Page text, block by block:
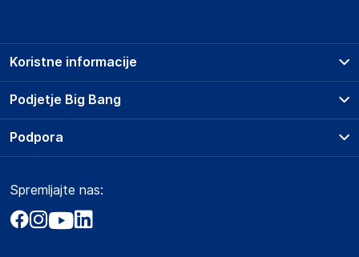
Podjetje Big Bang
O podjetju
Obvestila za javnost
Akt o digitalnih storitvah
Koristne informacije
Prodajna mesta
Storitve
Dostava, vnos in odvoz
Zavarovanje izdelkov
Podpora
Marketplace
Kako oddati naročilo?
Spremljajte nas: